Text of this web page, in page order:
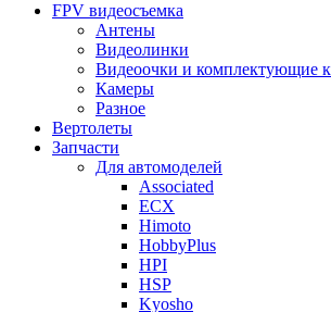
FPV видеосъемка
Антены
Видеолинки
Видеоочки и комплектующие
Камеры
Разное
Вертолеты
Запчасти
Для автомоделей
Associated
ECX
Himoto
HobbyPlus
HPI
HSP
Kyosho